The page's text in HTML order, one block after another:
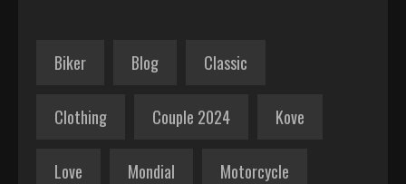
Biker Blog Classic
Clothing Couple 2024 Kove
Love Mondial Motorcycle